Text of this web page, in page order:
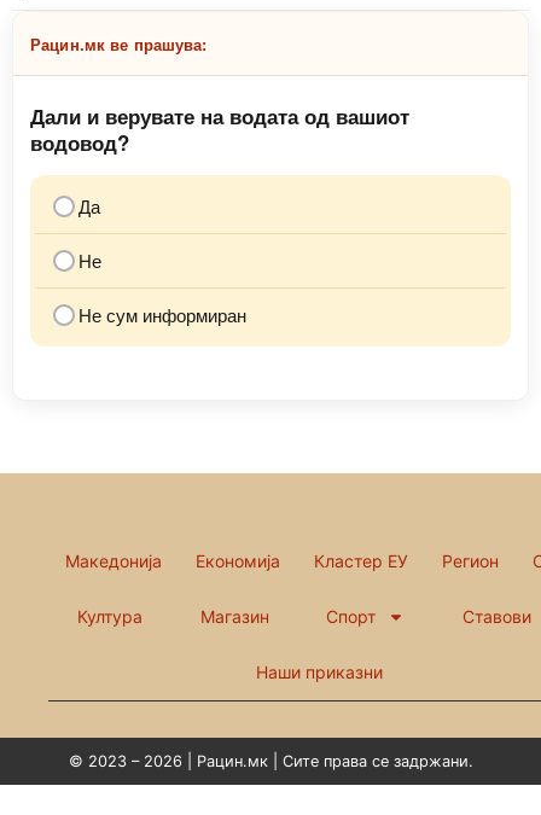
Рацин.мк ве прашува:
Дали и верувате на водата од вашиот
водовод?
Да
Не
Не сум информиран
Македонија Економија Кластер ЕУ Регион
Култура Магазин Спорт Ставови
Наши приказни
© 2023 – 2026 | Рацин.мк | Сите права се задржани.